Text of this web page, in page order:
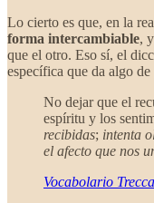
Lo cierto es que, en la
forma intercambiable,
que el otro. Eso sí, el
específica que da algo de
No dejar que el
espíritu y los
recibidas; intenta
el afecto que nos
Vocabolario